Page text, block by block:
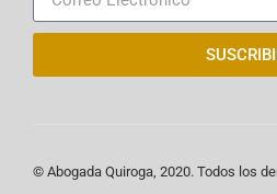
© Abogada Quiroga, 2020. Todos los